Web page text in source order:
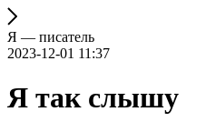
Я — писатель
2023-12-01 11:37
Я так слышу